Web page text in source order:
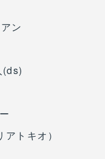
ン
(ds)
トキオ）